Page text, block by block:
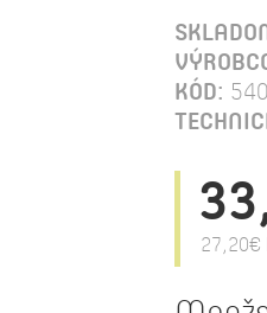
KÓD: 540
27,20€